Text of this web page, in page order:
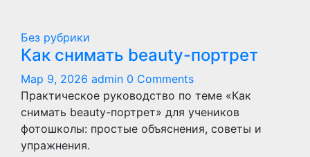
Без рубрики
Как снимать beauty-портрет
Мар 9, 2026 admin 0 Comments
Практическое руководство по теме «Как
снимать beauty-портрет» для учеников
фотошколы: простые объяснения, советы и
упражнения.